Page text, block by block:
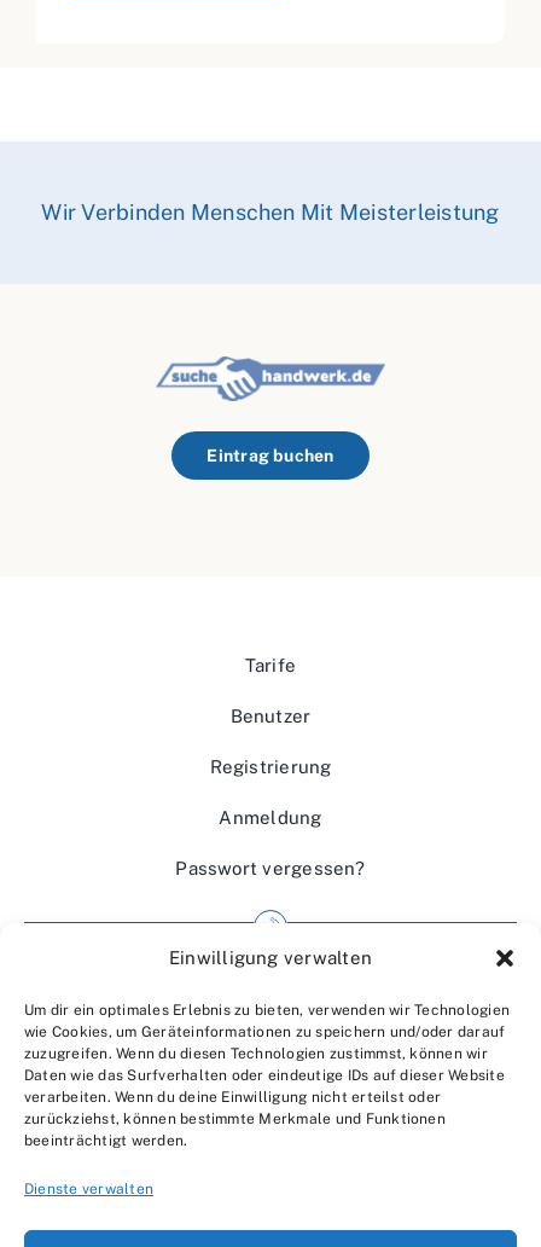
Einwilligung verwalten
Um dir ein optimales Erlebnis zu bieten, verwenden wir Technologien
wie Cookies, um Geräteinformationen zu speichern und/oder darauf
zuzugreifen. Wenn du diesen Technologien zustimmst, können wir
Daten wie das Surfverhalten oder eindeutige IDs auf dieser Website
verarbeiten. Wenn du deine Einwilligung nicht erteilst oder
zurückziehst, können bestimmte Merkmale und Funktionen
beeinträchtigt werden.
Dienste verwalten
Wir Verbinden Menschen Mit Meisterleistung
Eintrag buchen
Tarife
Benutzer
Registrierung
Anmeldung
Passwort vergessen?
Wir über uns
Kontakt
Datenschutzerklärung